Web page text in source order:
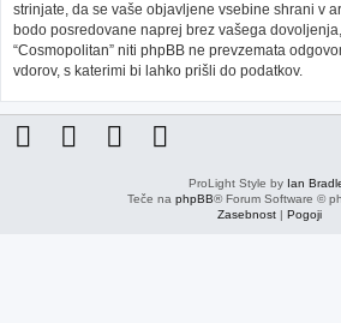
strinjate, da se vaše objavljene vsebine shrani v
bodo posredovane naprej brez vašega
“Cosmopolitan” niti phpBB ne prevzemata
vdorov, s katerimi bi lahko prišli do podatkov.
ProLight Style by Ian
Teče na phpBB® Forum Software ©
Zasebnost| Pogoji